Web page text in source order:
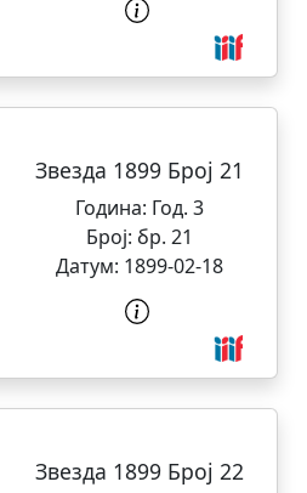
Звезда 1899 Број 21
Година: Год. 3
Број: бр. 21
Датум: 1899-02-18
Звезда 1899 Број 22